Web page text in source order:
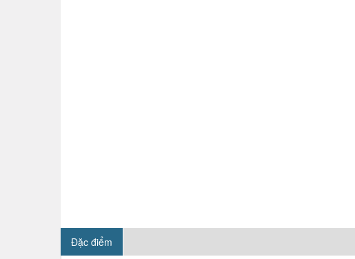
Đặc điểm